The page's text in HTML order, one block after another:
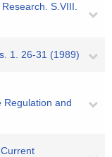
S.VIII.
1. 26-31 (1989)
Regulation and